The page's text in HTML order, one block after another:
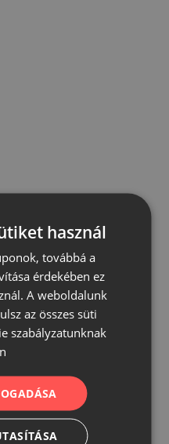
használ
továbbá a
érdekében ez
A weboldalunk
az összes süti
szabályzatunknak